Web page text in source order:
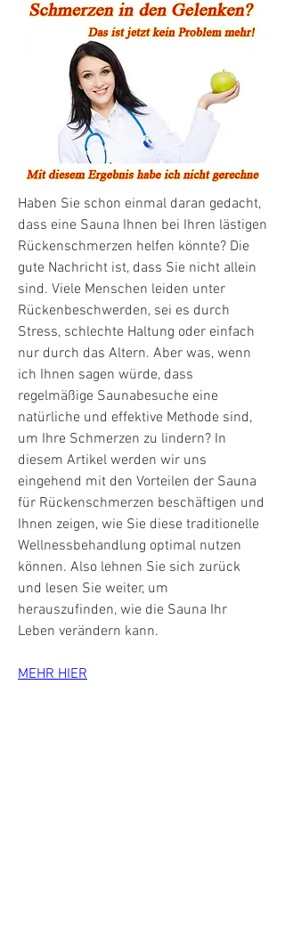
Haben Sie schon einmal daran gedacht,
dass eine Sauna Ihnen bei Ihren lästigen
Rückenschmerzen helfen könnte? Die
gute Nachricht ist, dass Sie nicht allein
sind. Viele Menschen leiden unter
Rückenbeschwerden, sei es durch
Stress, schlechte Haltung oder einfach
nur durch das Altern. Aber was, wenn
ich Ihnen sagen würde, dass
regelmäßige Saunabesuche eine
natürliche und effektive Methode sind,
um Ihre Schmerzen zu lindern? In
diesem Artikel werden wir uns
eingehend mit den Vorteilen der Sauna
für Rückenschmerzen beschäftigen und
Ihnen zeigen, wie Sie diese traditionelle
Wellnessbehandlung optimal nutzen
können. Also lehnen Sie sich zurück
und lesen Sie weiter, um
herauszufinden, wie die Sauna Ihr
Leben verändern kann.
MEHR HIER